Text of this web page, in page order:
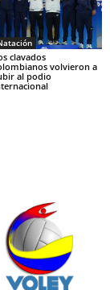
clavados
volvieron a
al podio